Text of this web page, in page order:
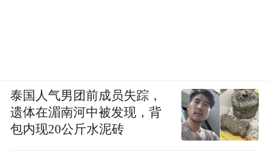
泰国人气男团前成员失踪，
遗体在湄南河中被发现，背
包内现20公斤水泥砖